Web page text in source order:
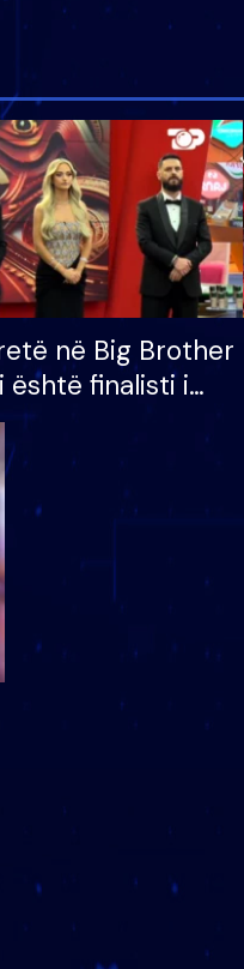
në Big Brother
është finalisti i
lë shtëpinë